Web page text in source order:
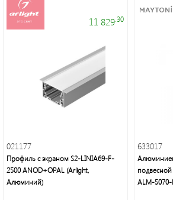
11 829.30
021177
Профиль с экраном S2-LINIA69-F-
2500 ANOD+OPAL (Arlight,
Алюминий)
633017
ALM-